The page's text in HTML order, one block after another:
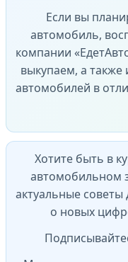
Если вы
автомобиль,
компании
выкупаем, а
автомобилей в
Хотите быть в
автомобильном
актуальные советы
о новых